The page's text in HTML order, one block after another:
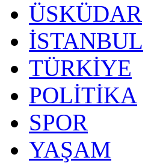
ÜSKÜDAR
İSTANBUL
TÜRKİYE
POLİTİKA
SPOR
YAŞAM